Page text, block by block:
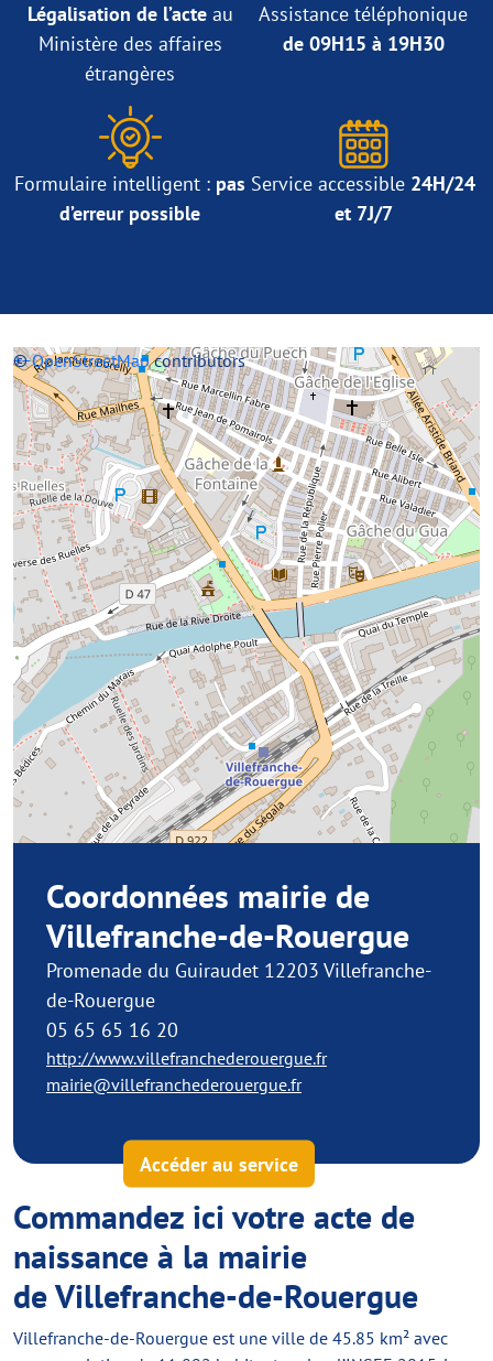
Légalisation de l’acteau
Ministère des affaires
étrangères
Assistance téléphonique
de 09H15 à 19H30
Formulaire intelligent : pas
d’erreur possible
Service accessible 24H/24
et 7J/7
+−
©OpenStreetMapcontributors
Coordonnées mairie de
Villefranche-de-Rouergue
Promenade du Guiraudet 12203 Villefranche-
de-Rouergue
05 65 65 16 20
http://www.villefranchederouergue.fr
mairie@villefranchederouergue.fr
Accéder au service
Commandez ici votre acte de
naissance à la mairie
de Villefranche-de-Rouergue
Villefranche-de-Rouergue est une ville de 45.85 km² avec